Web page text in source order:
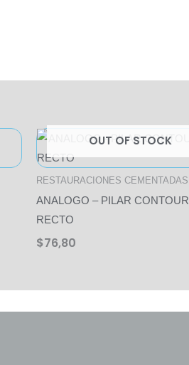
OUT OF STOCK
RESTAURACIONES CEMENTADAS
ANALOGO – PILAR CONTOUR
RECTO
$76,80